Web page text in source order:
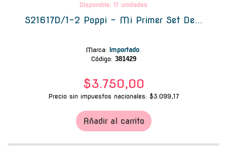
Disponible: 11 unidades
S21617D/1-2 Poppi - Mi Primer Set De...
Marca: Importado
Código: 381429
$3.750,00
Precio sin impuestos nacionales: $3.099,17
Añadir al carrito